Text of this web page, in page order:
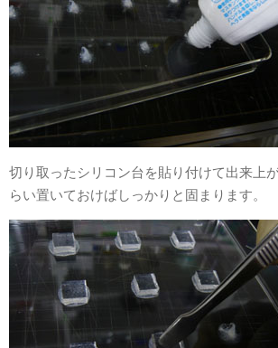
切り取ったシリコン台を貼り付けて出来上
らい置いておけばしっかりと固まります。